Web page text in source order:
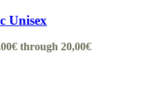
Unisex
through 20,00€